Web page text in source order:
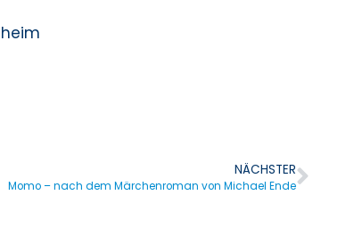
NÄCHSTER
Momo – nach dem Märchenroman von Michael Ende